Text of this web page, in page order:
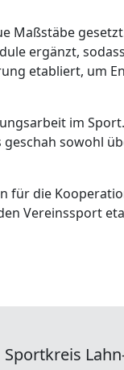
Maßstäbe
ergänzt,
etabliert, um
im
sowohl
die
Vereinssport
Sportkreis